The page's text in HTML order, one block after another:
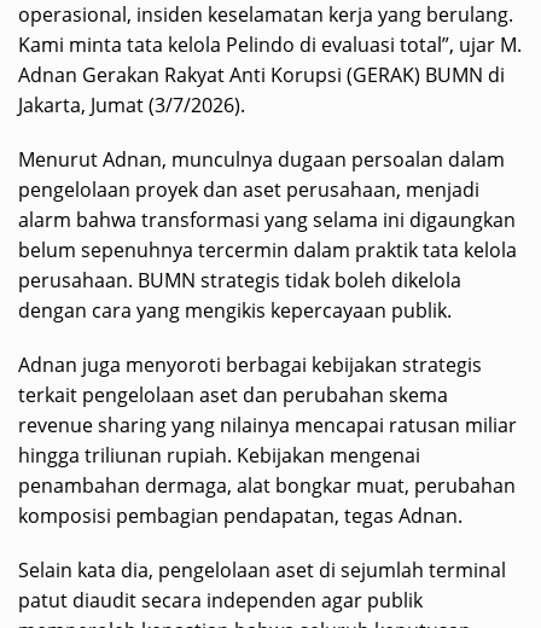
operasional, insiden keselamatan kerja yang berulang.
Kami minta tata kelola Pelindo di evaluasi total”, ujar M.
Adnan Gerakan Rakyat Anti Korupsi (GERAK) BUMN di
Jakarta, Jumat (3/7/2026).
Menurut Adnan, munculnya dugaan persoalan dalam
pengelolaan proyek dan aset perusahaan, menjadi
alarm bahwa transformasi yang selama ini digaungkan
belum sepenuhnya tercermin dalam praktik tata kelola
perusahaan. BUMN strategis tidak boleh dikelola
dengan cara yang mengikis kepercayaan publik.
Adnan juga menyoroti berbagai kebijakan strategis
terkait pengelolaan aset dan perubahan skema
revenue sharing yang nilainya mencapai ratusan miliar
hingga triliunan rupiah. Kebijakan mengenai
penambahan dermaga, alat bongkar muat, perubahan
komposisi pembagian pendapatan, tegas Adnan.
Selain kata dia, pengelolaan aset di sejumlah terminal
patut diaudit secara independen agar publik